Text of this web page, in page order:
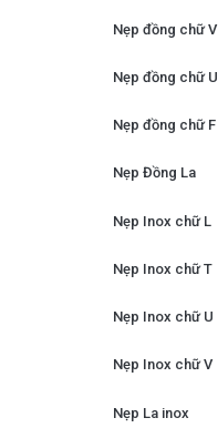
Nẹp đồng chữ V
Nẹp đồng chữ U
Nẹp đồng chữ F
Nẹp Đồng La
Nẹp Inox chữ L
Nẹp Inox chữ T
Nẹp Inox chữ U
Nẹp Inox chữ V
Nẹp La inox